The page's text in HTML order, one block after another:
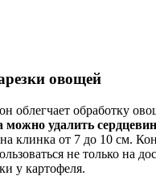
овощей
облегчает обработку
можно удалить
клинка от 7 до 10 см.
не только на
у картофеля.